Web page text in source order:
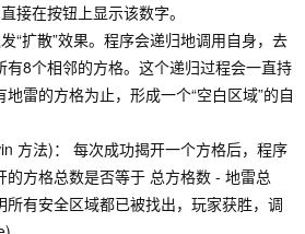
接在按钮上显示该数字。
“扩散”效果。程序会递归地调用自身，去
有8个相邻的方格。这个递归过程会一直持
雷的方格为止，形成一个“空白区域”的自
方法)： 每次成功揭开一个方格后，程序
的方格总数是否等于 总方格数 - 地雷总
所有安全区域都已被找出，玩家获胜，调